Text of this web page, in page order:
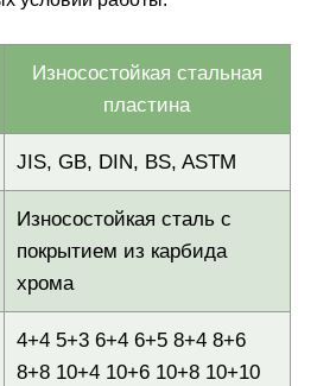
Износостойкая стальная
пластина
JIS, GB, DIN, BS, ASTM
Износостойкая сталь с
покрытием из карбида
хрома
4+4 5+3 6+4 6+5 8+4 8+6
8+8 10+4 10+6 10+8 10+10